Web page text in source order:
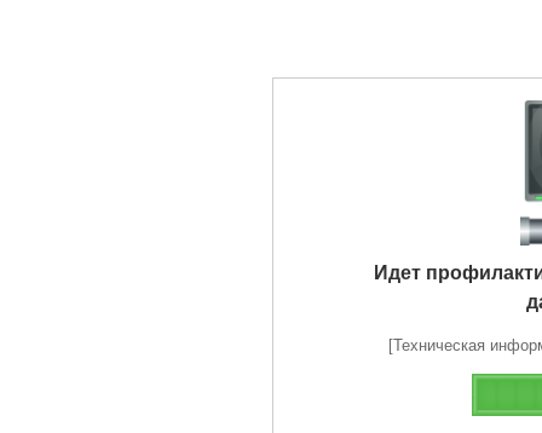
Идет
[Техническая